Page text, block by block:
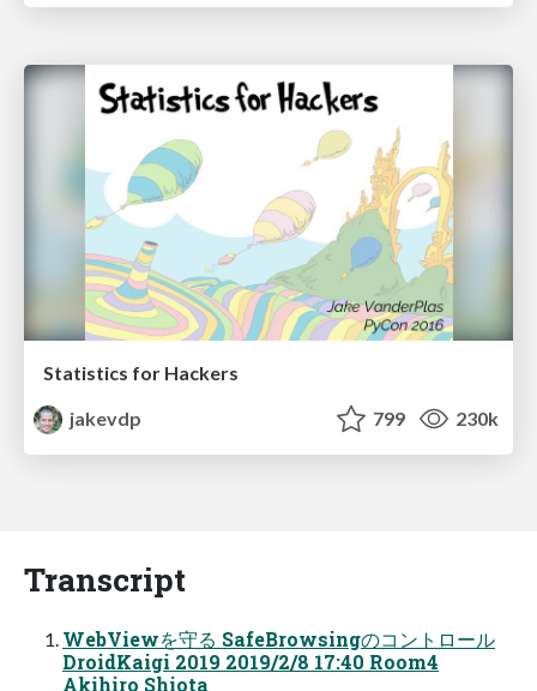
Statistics for Hackers
jakevdp
799 230k
Transcript
WebViewを守る SafeBrowsingのコントロール
DroidKaigi 2019 2019/2/8 17:40 Room4
Akihiro Shiota